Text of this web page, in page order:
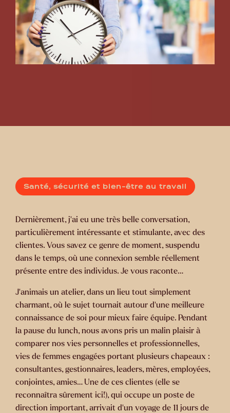
Santé, sécurité et bien-être au travail
Dernièrement, j’ai eu une très belle conversation,
particulièrement intéressante et stimulante, avec des
clientes. Vous savez ce genre de moment, suspendu
dans le temps, où une connexion semble réellement
présente entre des individus. Je vous raconte…
J’animais un atelier, dans un lieu tout simplement
charmant, où le sujet tournait autour d’une meilleure
connaissance de soi pour mieux faire équipe. Pendant
la pause du lunch, nous avons pris un malin plaisir à
comparer nos vies personnelles et professionnelles,
vies de femmes engagées portant plusieurs chapeaux :
consultantes, gestionnaires, leaders, mères, employées,
conjointes, amies… Une de ces clientes (elle se
reconnaîtra sûrement ici!), qui occupe un poste de
direction important, arrivait d’un voyage de 11 jours de